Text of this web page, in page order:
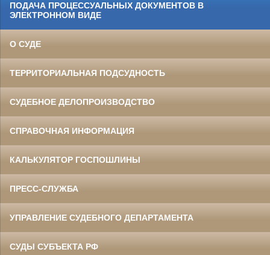
ПОДАЧА ПРОЦЕССУАЛЬНЫХ ДОКУМЕНТОВ В
ЭЛЕКТРОННОМ ВИДЕ
О СУДЕ
ТЕРРИТОРИАЛЬНАЯ ПОДСУДНОСТЬ
СУДЕБНОЕ ДЕЛОПРОИЗВОДСТВО
СПРАВОЧНАЯ ИНФОРМАЦИЯ
КАЛЬКУЛЯТОР ГОСПОШЛИНЫ
ПРЕСС-СЛУЖБА
УПРАВЛЕНИЕ СУДЕБНОГО ДЕПАРТАМЕНТА
СУДЫ СУБЪЕКТА РФ